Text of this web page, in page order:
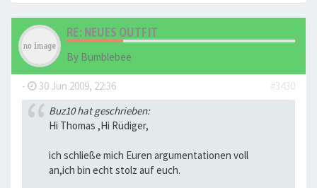
RE: NEUES OUTFIT
By Bumblebee
- 30 Jun 2009, 22:36
#3430
Buz10 hat geschrieben:
Hi Thomas ,Hi Rüdiger,
ich schließe mich Euren argumentationen voll
an,ich bin echt stolz auf euch.